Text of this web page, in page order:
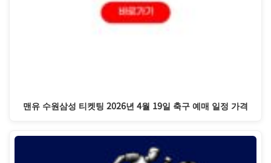
맨유 수원삼성 티켓팅 2026년 4월 19일 축구 예매 일정 가격